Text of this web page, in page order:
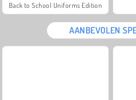
Back to School Uniforms Edition
AANBEVOLEN